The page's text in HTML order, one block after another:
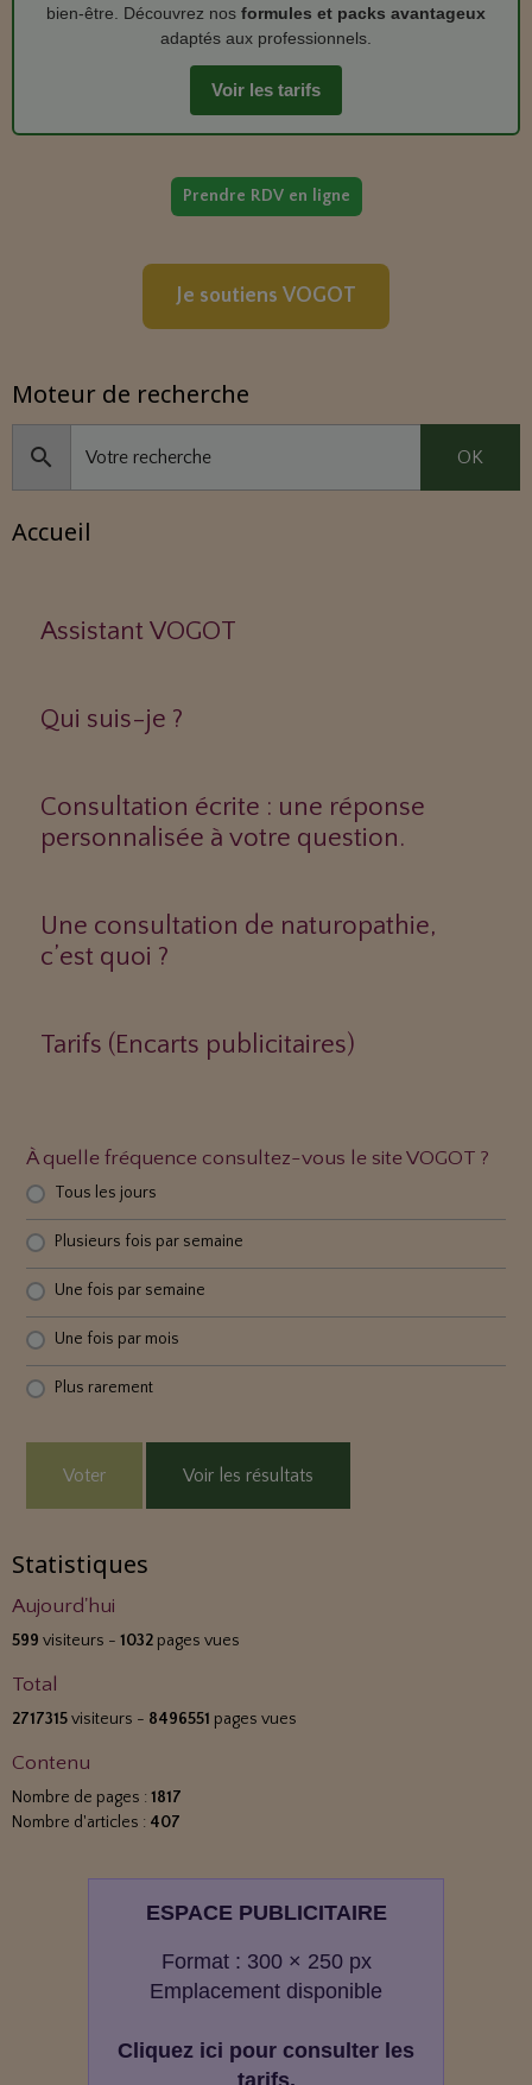
bien‑être. Découvrez nos formules et packs avantageux
adaptés aux professionnels.
Voir les tarifs
Prendre RDV en ligne
Je soutiens VOGOT
Moteur de recherche
OK
Accueil
Assistant VOGOT
Qui suis-je ?
Consultation écrite : une réponse
personnalisée à votre question.
Une consultation de naturopathie,
c’est quoi ?
Tarifs (Encarts publicitaires)
À quelle fréquence consultez-vous le site VOGOT ?
Tous les jours
Plusieurs fois par semaine
Une fois par semaine
Une fois par mois
Plus rarement
Voter Voir les résultats
Statistiques
Aujourd'hui
599 visiteurs - 1032 pages vues
Total
2717315visiteurs - 8496551 pages vues
Contenu
Nombre de pages : 1817
Nombre d'articles : 407
ESPACE PUBLICITAIRE
Format : 300 × 250 px
Emplacement disponible
Cliquez ici pour consulter les